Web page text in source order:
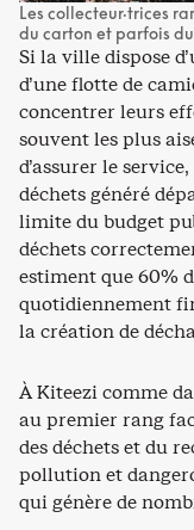
Les collecteur·trices
du carton et parfois
Si la ville dispose
d’une flotte de
concentrer leurs
souvent les plus
d’assurer le
déchets généré
limite du budget
déchets
estiment que 60%
quotidiennement
la création de
À Kiteezi comme
au premier rang
des déchets et du
pollution et
qui génère de